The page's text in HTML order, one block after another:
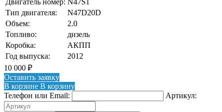
Тип двигателя:
N47D20D
Объем:
2.0
Топливо:
дизель
Коробка:
АКПП
Год выпуска:
2012
10 000 ₽
Оставить заявку
В корзине В корзину
Телефон или Email:
Артикул: